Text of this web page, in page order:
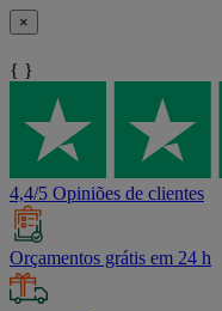
×
{ }
4,4/5 Opiniões de clientes
Orçamentos grátis em 24 h